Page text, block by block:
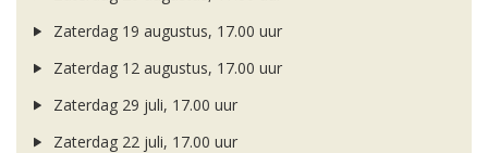
Zaterdag 19 augustus, 17.00 uur
Zaterdag 12 augustus, 17.00 uur
Zaterdag 29 juli, 17.00 uur
Zaterdag 22 juli, 17.00 uur